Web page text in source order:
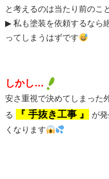
と考えるのは当たり前のこ
▶ 私も塗装を依頼するなら
ってしまうはずです
しかし…
安さ重視で決めてしまった
る
『 手抜き工事 』
が
くなります